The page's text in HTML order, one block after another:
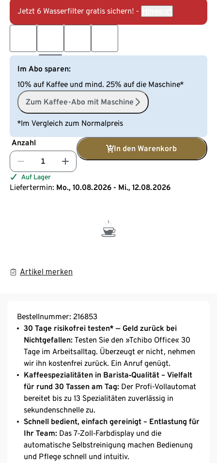
Jetzt 6 Wasserfilter gratis sichern! -
Im Abo sparen:
10% auf Kaffee und mind. 25% auf die Maschine*
Zum Kaffee-Abo mit Maschine
*Im Vergleich zum Normalpreis
Anzahl
In den Warenkorb
Auf Lager
Liefertermin: Mo., 10.08.2026 - Mi., 12.08.2026
Artikel merken
Bestellnummer: 216853
30 Tage risikofrei testen* — Geld zurück bei
Nichtgefallen: Testen Sie den »Tchibo Office« 30
Tage im Arbeitsalltag. Überzeugt er nicht, nehmen
wir ihn kostenfrei zurück. Ein Anruf genügt.
Kaffeespezialitäten in Barista‑Qualität – Vielfalt
für rund 30 Tassen am Tag: Der Profi-Vollautomat
bereitet bis zu 13 Spezialitäten zuverlässig in
sekundenschnelle zu.
Schnell bedient, einfach gereinigt – Entlastung für
Ihr Team: Das 7‑Zoll‑Farbdisplay und die
automatische Selbstreinigung machen Bedienung
und Pflege schnell und intuitiv.